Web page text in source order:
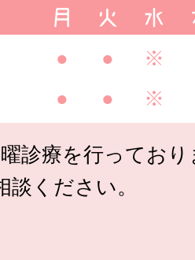
月 火 水
● ● ※
● ● ※
診療を行っており
ください。